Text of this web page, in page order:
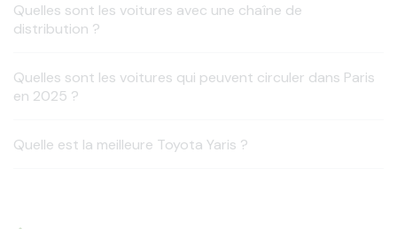
Quelles sont les voitures avec une chaîne de
distribution ?
Quelles sont les voitures qui peuvent circuler dans Paris
en 2025 ?
Quelle est la meilleure Toyota Yaris ?